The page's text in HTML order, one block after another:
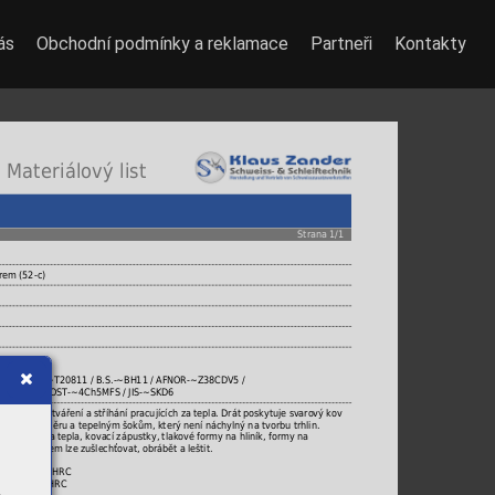
Materiálový list
Strana 1/1
(52-c)
/ UNS-~T20811 / B.S.-~BH11 / AFNOR-~Z38CDV5 /
1 KU / GOST-~4Ch5MFS / JIS-~SKD6
pro tváření a stříhání pracujících za tepla. Drát poskytuje svarový kov
proti otěru a tepelným šokům, který není náchylný na tvorbu trhlin.
a stříhání za tepla, kovací zápustky, tlakové formy na hliník, formy na
materiálem lze zušlechťovat, obrábět a leštit.
42 - 46 HRC
ocel 35 HRC
Obchodní podmínky a reklamace Partneři Kontakty